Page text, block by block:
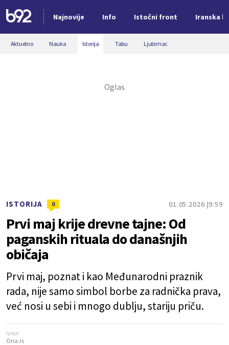
Najnovije Info Istočni front Iranska
Nova vest
Aktuelno Nauka Istorija Tabu Ljubimac
ISTORIJA 0 01.05.2026. 9:59
Prvi maj krije drevne tajne: Od
paganskih rituala do današnjih
običaja
Prvi maj, poznat i kao Međunarodni praznik
rada, nije samo simbol borbe za radnička prava,
već nosi u sebi i mnogo dublju, stariju priču.
Izvor:
Ona.rs